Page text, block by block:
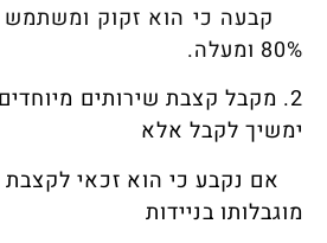
קבעה כי הוא זקוק ומשתמש
80% ומעלה.
2. מקבל קצבת שירותים
ימשיך לקבל אלא
מוגבלותו בניידות